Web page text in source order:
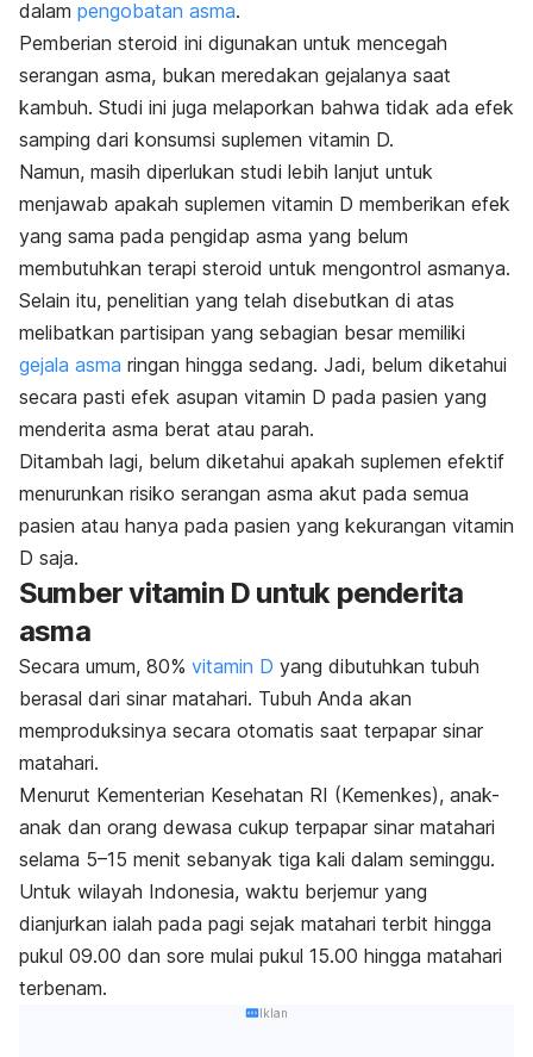
dalam pengobatan asma.
Pemberian steroid ini digunakan untuk mencegah
serangan asma, bukan meredakan gejalanya saat
kambuh. Studi ini juga melaporkan bahwa tidak ada efek
samping dari konsumsi suplemen vitamin D.
Namun, masih diperlukan studi lebih lanjut untuk
menjawab apakah suplemen vitamin D memberikan efek
yang sama pada pengidap asma yang belum
membutuhkan terapi steroid untuk mengontrol asmanya.
Selain itu, penelitian yang telah disebutkan di atas
melibatkan partisipan yang sebagian besar memiliki
gejala asma ringan hingga sedang. Jadi, belum diketahui
secara pasti efek asupan vitamin D pada pasien yang
menderita asma berat atau parah.
Ditambah lagi, belum diketahui apakah suplemen efektif
menurunkan risiko serangan asma akut pada semua
pasien atau hanya pada pasien yang kekurangan vitamin
D saja.
Sumber vitamin D untuk penderita
asma
Secara umum, 80% vitamin D yang dibutuhkan tubuh
berasal dari sinar matahari. Tubuh Anda akan
memproduksinya secara otomatis saat terpapar sinar
matahari.
Menurut Kementerian Kesehatan RI (Kemenkes), anak-
anak dan orang dewasa cukup terpapar sinar matahari
selama 5–15 menit sebanyak tiga kali dalam seminggu.
Untuk wilayah Indonesia, waktu berjemur yang
dianjurkan ialah pada pagi sejak matahari terbit hingga
pukul 09.00 dan sore mulai pukul 15.00 hingga matahari
terbenam.
Iklan